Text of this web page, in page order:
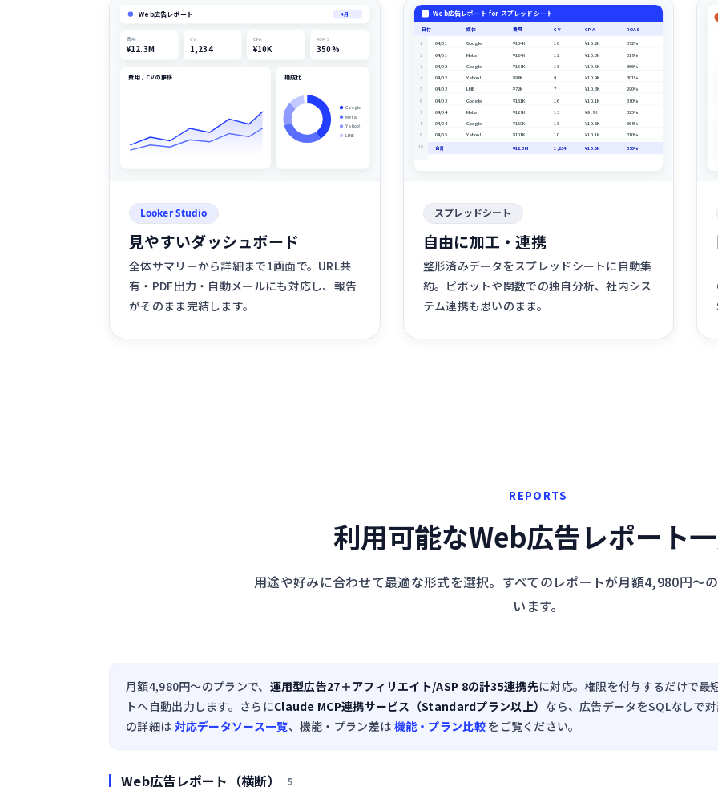
Web広告レポート 4月
費用 CV CPA ROAS
¥12.3M 1,234 ¥10K 350%
費用 / CV の推移 構成比
Google
Meta
Yahoo!
LINE
Looker Studio
見やすいダッシュボード
全体サマリーから詳細まで1画面で。URL共
有・PDF出力・自動メールにも対応し、報告
がそのまま完結します。
Web広告レポート for スプレッドシート
日付 媒体 費用 CV CPA ROAS
1
2
3
4
5
6
7
8
9
10
04/01 Google ¥164K 16 ¥10.2K
372%
04/01
Meta ¥124K 12 ¥10.3K
318%
04/02
Google ¥158K 15 ¥10.5K
366%
04/02
Yahoo! ¥98K 9 ¥10.9K
301%
04/03
LINE ¥72K 7 ¥10.3K
290%
04/03
Google ¥161K 16 ¥10.1K
380%
04/04
Meta ¥128K 13 ¥9.8K
325%
04/04
Google ¥159K 15 ¥10.6K
368%
04/05
Yahoo! ¥101K 10 ¥10.1K
310%
合計
¥12.3M 1,234 ¥10.0K 350%
スプレッドシート
自由に加工・連携
整形済みデータをスプレッドシートに自動集
約。ピボットや関数での独自分析、社内シス
テム連携も思いのまま。
REPORTS
利用可能なWeb広告レポート
用途や好みに合わせて最適な形式を選択。すべてのレポートが月額4,980円〜
います。
月額4,980円〜のプランで、 運用型広告27＋アフィリエイト/ASP 8の計35連携先に対応。権限を付与するだけで
トへ自動出力します。さらにClaude MCP連携サービス（Standardプラン以上） なら、広告データをSQLなしで
の詳細は 対応データソース一覧、機能・プラン差は 機能・プラン比較をご覧ください。
Web広告レポート（横断） 5